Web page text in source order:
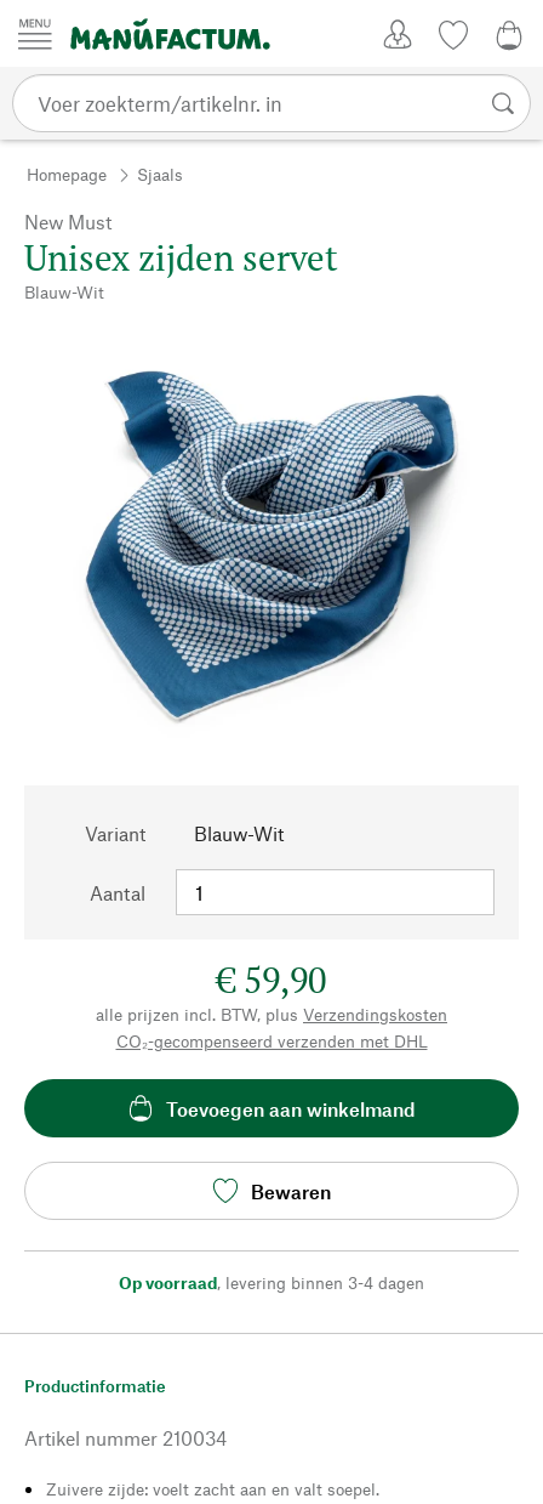
Passer au contenu
Homepage Sjaals
New Must
Unisex zijden servet
Blauw-Wit
Variant Blauw-Wit
Aantal
€ 59,90
alle prijzen incl. BTW, plus Verzendingskosten
CO₂-gecompenseerd verzenden met DHL
Toevoegen aan winkelmand
Bewaren
Op voorraad, levering binnen 3-4 dagen
Productinformatie
Artikel nummer 210034
Zuivere zijde: voelt zacht aan en valt soepel.